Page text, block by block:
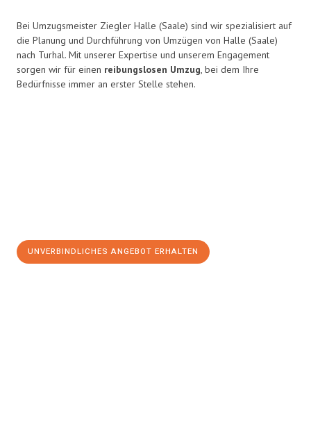
Bei Umzugsmeister Ziegler Halle (Saale) sind wir spezialisiert auf
die Planung und Durchführung von Umzügen von Halle (Saale)
nach Turhal. Mit unserer Expertise und unserem Engagement
sorgen wir für einen reibungslosen Umzug, bei dem Ihre
Bedürfnisse immer an erster Stelle stehen.
UNVERBINDLICHES ANGEBOT ERHALTEN